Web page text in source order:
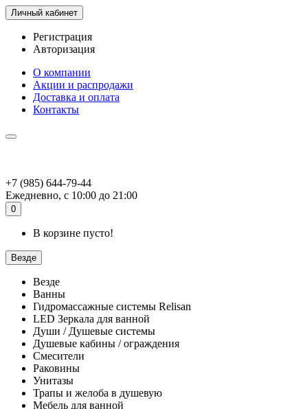
Личный кабинет
Регистрация
Авторизация
О компании
Акции и распродажи
Доставка и оплата
Контакты
+7 (985) 644-79-44
Ежедневно, с 10:00 до 21:00
0
В корзине пусто!
Везде
Везде
Ванны
Гидромассажные системы Relisan
LED Зеркала для ванной
Души / Душевые системы
Душевые кабины / ограждения
Смесители
Раковины
Унитазы
Трапы и желоба в душевую
Мебель для ванной